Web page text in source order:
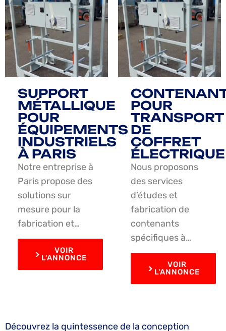
SUPPORT
MÉTALLIQUE
POUR
ÉQUIPEMENTS
INDUSTRIELS
À PARIS
Notre entreprise à
Paris propose des
solutions sur
mesure pour la
fabrication et…
VOIR
L'ANNONCE
POUR
TRANSPORT
DE
COFFRET
ÉLECTRIQUE
Nous proposons
des services
d’études et
fabrication de
contenants
spécifiques à…
VOIR
L'ANNONCE
Découvrez la quintessence de la conception